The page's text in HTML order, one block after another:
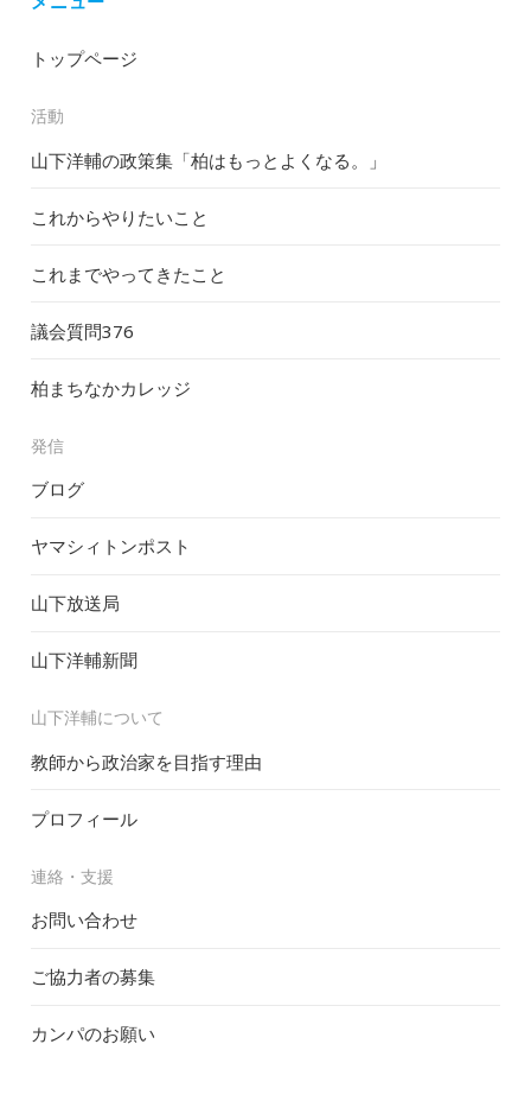
トップページ
活動
山下洋輔の政策集「柏はもっとよくなる。」
これからやりたいこと
これまでやってきたこと
議会質問376
柏まちなかカレッジ
発信
ブログ
ヤマシィトンポスト
山下放送局
山下洋輔新聞
山下洋輔について
教師から政治家を目指す理由
プロフィール
連絡・支援
お問い合わせ
ご協力者の募集
カンパのお願い